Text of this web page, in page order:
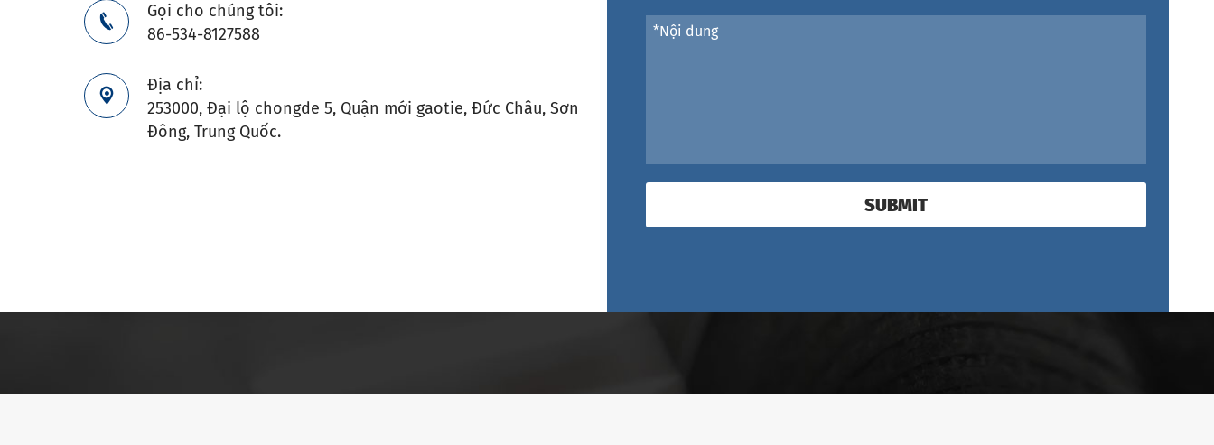

Gọi cho chúng tôi:
86-534-8127588

Địa chỉ:
253000, Đại lộ chongde 5, Quận mới gaotie, Đức Châu, Sơn
Đông, Trung Quốc.
SUBMIT